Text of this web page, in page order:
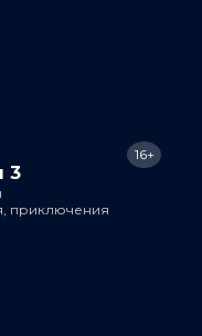
3
16+
приключения